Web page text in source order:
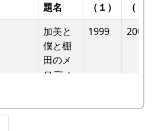
みの卵の箱を受け取り、バ
持って帰ろうとしてたら、
茶うらやましがられたのを覚
家では、おいしい“たまご
”を味わうことができ、「音
あ」と思った瞬間でした
メシアとポン四郎
バンド
メシアとポン四郎
バンド
題名
（１）
（２）
加美と
僕と棚
⽥のメ
ロディ
1999 2002
⽥の中